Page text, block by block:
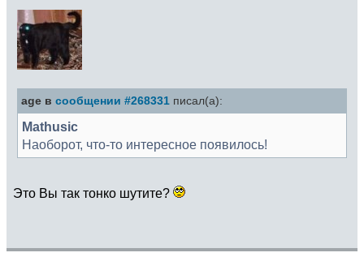
age в сообщении #268331 писал(а):
Mathusic
Наоборот, что-то интересное появилось!
Это Вы так тонко шутите?